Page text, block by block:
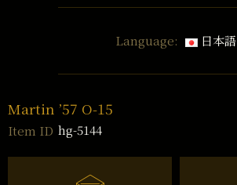
Language: 日本語
Martin ’57 O-15
Item ID hg-5144